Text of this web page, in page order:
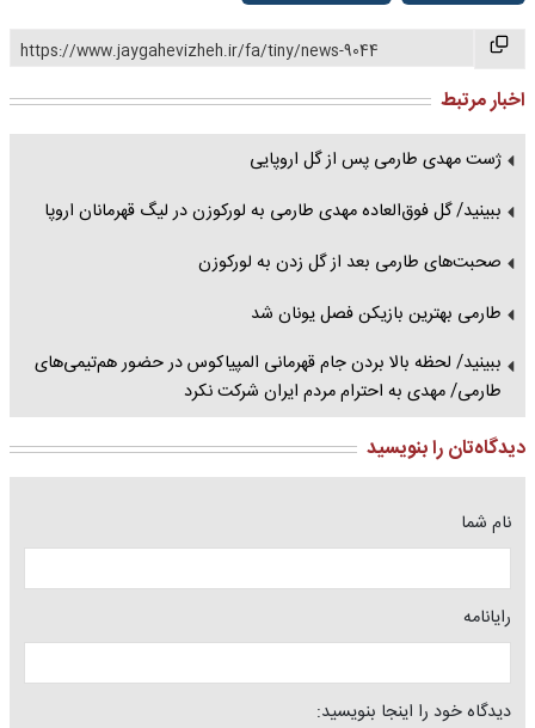
https://www.jaygahevizheh.ir/fa/tiny/news-9044
اخبار مرتبط
ژست مهدی طارمی پس از گل اروپایی
ببینید/ گل فوق‌العاده مهدی طارمی به لورکوزن در لیگ قهرمانان اروپا
صحبت‌های طارمی بعد از گل زدن به لورکوزن
طارمی بهترین بازیکن فصل یونان شد
ببینید/ لحظه بالا بردن جام قهرمانی المپیاکوس در حضور هم‌تیمی‌های
طارمی/ مهدی به احترام مردم ایران شرکت نکرد
دیدگاه‌تان را بنویسید
نام شما
رایانامه
دیدگاه خود را اینجا بنویسید: